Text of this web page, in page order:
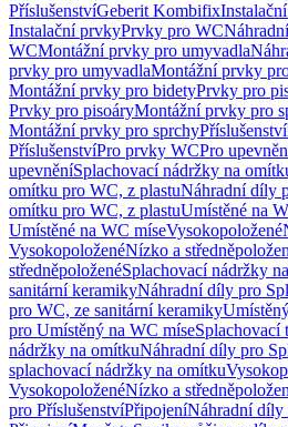
PříslušenstvíGeberit Kombifix
Instalační prvkyPrvky pro WC
WCMontážní prvky pro umyvadla
prvky pro umyvadlaMontážní prvky
Montážní prvky pro bidetyPrvky pro
Prvky pro pisoáryMontážní prvky pro
Montážní prvky pro sprchyPříslušenství
PříslušenstvíPro prvky WCPro
upevněníSplachovací nádržky na
omítku pro WC, z plastuNáhradní díly
omítku pro WC, z plastuUmístěné na
Umístěné na WC míseVysokopoložené
VysokopoloženéNízko a
středněpoloženéSplachovací nádržky
sanitární keramikyNáhradní díly pro
pro WC, ze sanitární keramiky
pro Umístěný na WC míseSplachovací
nádržky na omítkuNáhradní díly pro
splachovací nádržky na omítku
VysokopoloženéNízko a
pro PříslušenstvíPřipojeníNáhradní díly